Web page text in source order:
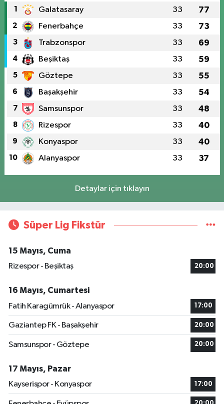
1 Galatasaray 33 77
2 Fenerbahçe 33 73
3 Trabzonspor 33 69
4 Beşiktaş 33 59
5 Göztepe 33 55
6 Başakşehir 33 54
7 Samsunspor 33 48
8 Rizespor 33 40
9 Konyaspor 33 40
10 Alanyaspor 33 37
Detaylar için tıklayın
Süper Lig Fikstür
15 Mayıs, Cuma
Rizespor - Beşiktaş
20:00
16 Mayıs, Cumartesi
Fatih Karagümrük - Alanyaspor
17:00
Gaziantep FK - Başakşehir 20:00
Samsunspor - Göztepe 20:00
17 Mayıs, Pazar
Kayserispor - Konyaspor
17:00